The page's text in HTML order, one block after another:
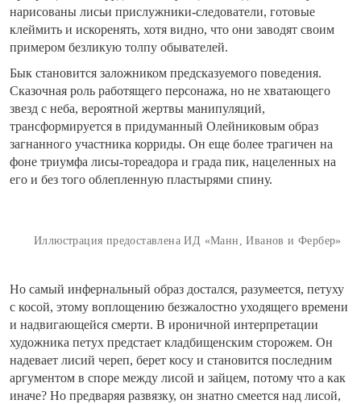
нарисованы лисьи прислужники-следователи, готовые
клеймить и искоренять, хотя видно, что они заводят своим
примером безликую толпу обывателей.
Бык становится заложником предсказуемого поведения.
Сказочная роль работящего персонажа, но не хватающего
звезд с неба, вероятной жертвы манипуляций,
трансформируется в придуманный Олейниковым образ
загнанного участника корриды. Он еще более трагичен на
фоне триумфа лисы-тореадора и града пик, нацеленных на
его и без того облепленную пластырями спину.
Иллюстрация предоставлена ИД «Манн, Иванов и Фербер»
Но самый инфернальный образ достался, разумеется, петуху
с косой, этому воплощению безжалостно уходящего времени
и надвигающейся смерти. В ироничной интерпретации
художника петух предстает кладбищенским сторожем. Он
надевает лисий череп, берет косу и становится последним
аргументом в споре между лисой и зайцем, потому что а как
иначе? Но предваряя развязку, он знатно смеется над лисой,